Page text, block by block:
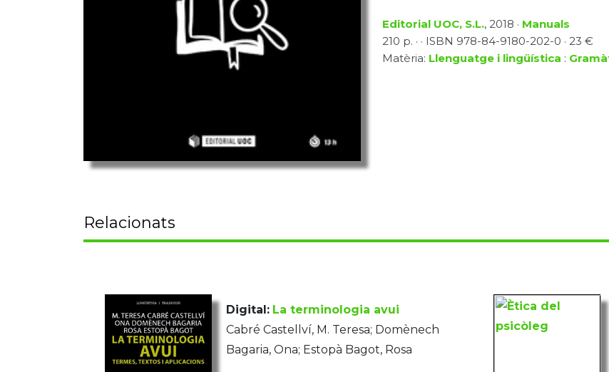
Editorial UOC, S.L., 2018 · Manuals
210 p. · · ISBN 978-84-9180-202-0 · 23 €
Matèria: Llenguatge i lingüística :
Relacionats
Digital: La terminologia avui
Cabré Castellví, M. Teresa; Domènech
Bagaria, Ona; Estopà Bagot, Rosa